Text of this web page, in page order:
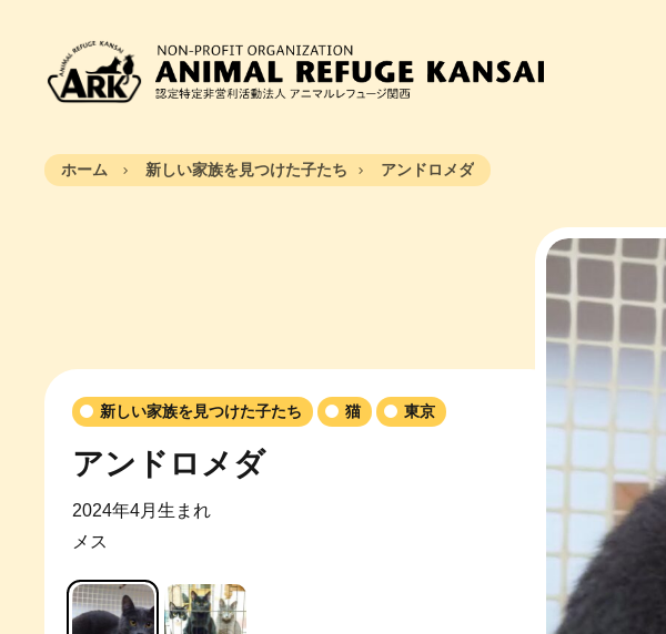
ホーム 新しい家族を見つけた子たち アンドロメダ
新しい家族を見つけた子たち 猫 東京
アンドロメダ
2024年4月生まれ
メス